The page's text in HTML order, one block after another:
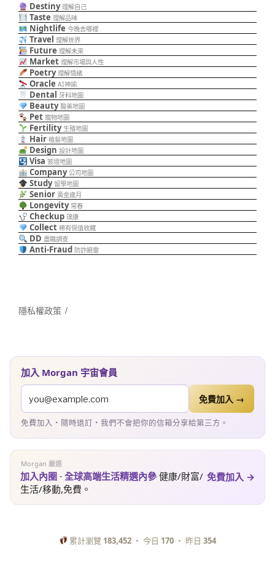
Destiny 理解自己
Taste 理解品味
Nightlife 今晚去哪裡
Travel 理解世界
Future 理解未來
Market 理解市場與人性
Poetry 理解情緒
Oracle AI神諭
Dental 牙科地圖
Beauty 醫美地圖
Pet 寵物地圖
Fertility 生殖地圖
Hair 植髮地圖
Design 設計地圖
Visa 簽證地圖
Company 公司地圖
Study 留學地圖
Senior 黃金歲月
Longevity 常春
Checkup 璞康
Collect 稀有保值收藏
DD 盡職調查
Anti-Fraud 防詐避雷
隱私權政策
加入 Morgan 宇宙會員
免費加入 →
免費加入・隨時退訂・我們不會把你的信箱分享給第三方。
Morgan 嚴選
加入內圈 · 全球高端生活精選內參健康/財富/
生活/移動,免費。
免費加入 →
累計瀏覽 183,452 ・ 今日 170 ・ 昨日354